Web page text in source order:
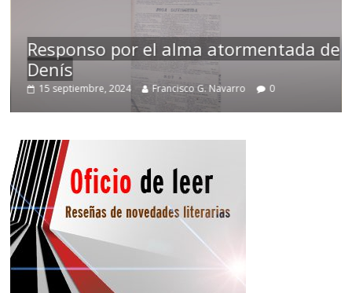
Responso por el alma atormentada de
Denís
15 septiembre, 2024 Francisco G. Navarro 0